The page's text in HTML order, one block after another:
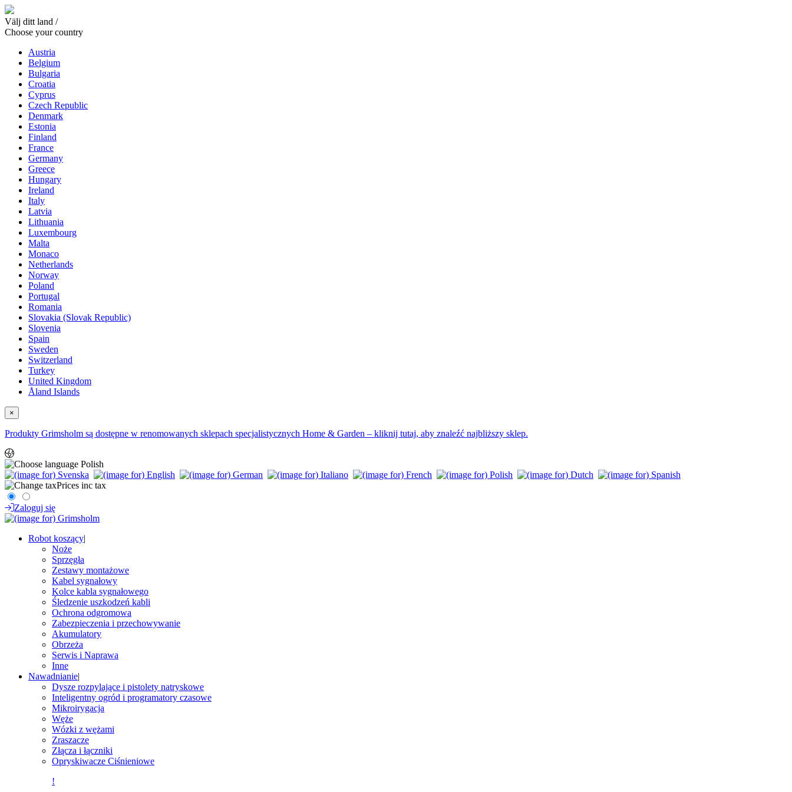
Välj ditt land /
Choose your country
Austria
Belgium
Bulgaria
Croatia
Cyprus
Czech Republic
Denmark
Estonia
Finland
France
Germany
Greece
Hungary
Ireland
Italy
Latvia
Lithuania
Luxembourg
Malta
Monaco
Netherlands
Norway
Poland
Portugal
Romania
Slovakia (Slovak Republic)
Slovenia
Spain
Sweden
Switzerland
Turkey
United Kingdom
Åland Islands
×
Produkty Grimsholm są dostępne w renomowanych sklepach specjalistycznych Home & Garden – kliknij tutaj, aby znaleźć najbliższy sklep.
Polish
Prices inc tax
Zaloguj się
Robot koszący|
Noże
Sprzęgła
Zestawy montażowe
Kabel sygnałowy
Kolce kabla sygnałowego
Śledzenie uszkodzeń kabli
Ochrona odgromowa
Zabezpieczenia i przechowywanie
Akumulatory
Obrzeża
Serwis i Naprawa
Inne
Nawadnianie|
Dysze rozpylające i pistolety natryskowe
Inteligentny ogród i programatory czasowe
Mikroirygacja
Węże
Wózki z wężami
Zraszacze
Złącza i łączniki
Opryskiwacze Ciśnieniowe
!